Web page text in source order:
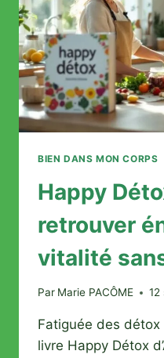
BIEN DANS MON CORPS
Happy
retrouver
vitalité
Par Marie PACÔME 12
Fatiguée des
livre Happy Détox